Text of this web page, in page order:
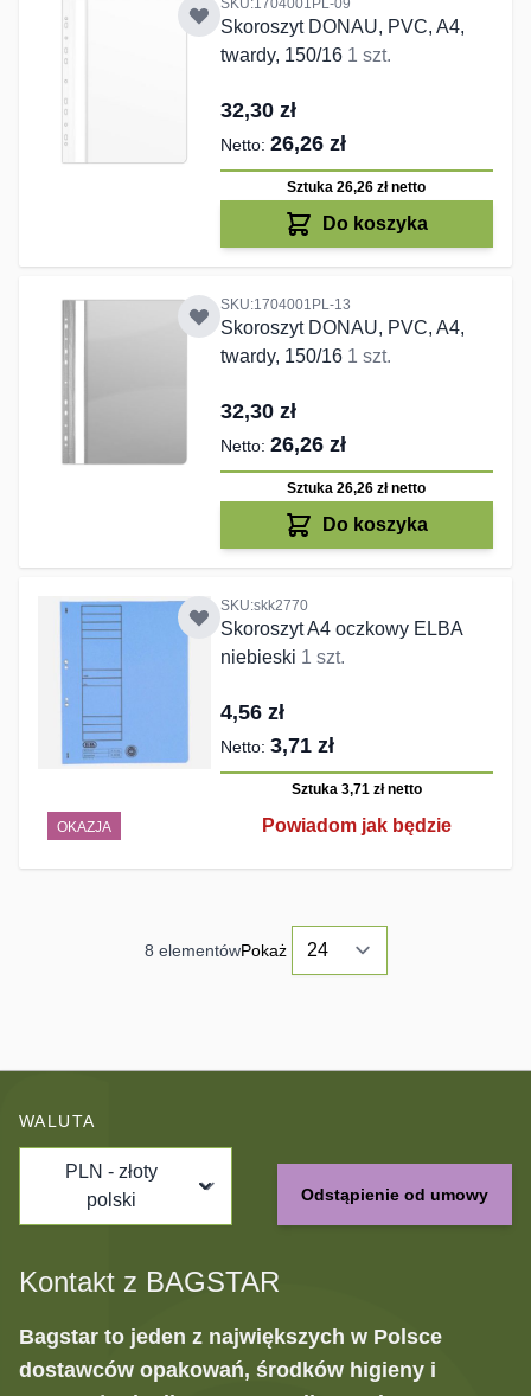
SKU:1704001PL-09
Skoroszyt DONAU, PVC, A4,
twardy, 150/16 1 szt.
32,30 zł
26,26 zł
Sztuka 26,26 złnetto
Do koszyka
SKU:1704001PL-13
Skoroszyt DONAU, PVC, A4,
twardy, 150/16 1 szt.
32,30 zł
26,26 zł
Sztuka 26,26 złnetto
Do koszyka
OKAZJA
SKU:skk2770
Skoroszyt A4 oczkowy ELBA
niebieski 1 szt.
4,56 zł
3,71 zł
Sztuka 3,71 złnetto
Powiadom jak będzie
8 elementówPokaż
WALUTA
PLN - złoty
polski
Odstąpienie od umowy
Kontakt z BAGSTAR
Bagstar to jeden z największych w Polsce
dostawców opakowań, środków higieny i